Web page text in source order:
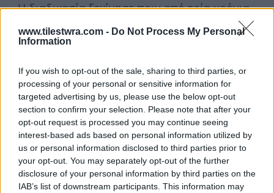
www.tilestwra.com - Do Not Process My Personal
Information
If you wish to opt-out of the sale, sharing to third parties, or
processing of your personal or sensitive information for
targeted advertising by us, please use the below opt-out
section to confirm your selection. Please note that after your
opt-out request is processed you may continue seeing
interest-based ads based on personal information utilized by
us or personal information disclosed to third parties prior to
your opt-out. You may separately opt-out of the further
disclosure of your personal information by third parties on the
IAB’s list of downstream participants. This information may
«Η διαδικασία ξεκίνησε πριν από τρία χρόνια,
συγκεντρώσαμε μεγάλο υλικό κι αυτό το υλικό
το καλοκαίρι που μας πέρασε μαζί με τον
εκδώσουμε για δύο λόγους: Ο πρώτος ήταν να
μην πουν ότι εκμεταλλεύτηκε την κατάσταση
της υγείας του και ο δεύτερος λόγος ήταν ότι
ήθελε να είναι παρών στην παρουσίαση. Η
οικογένεια θα αποφασίσει πότε θα εκδοθεί το
βιβλίο», είπε ο Θάνος Κανούσης.